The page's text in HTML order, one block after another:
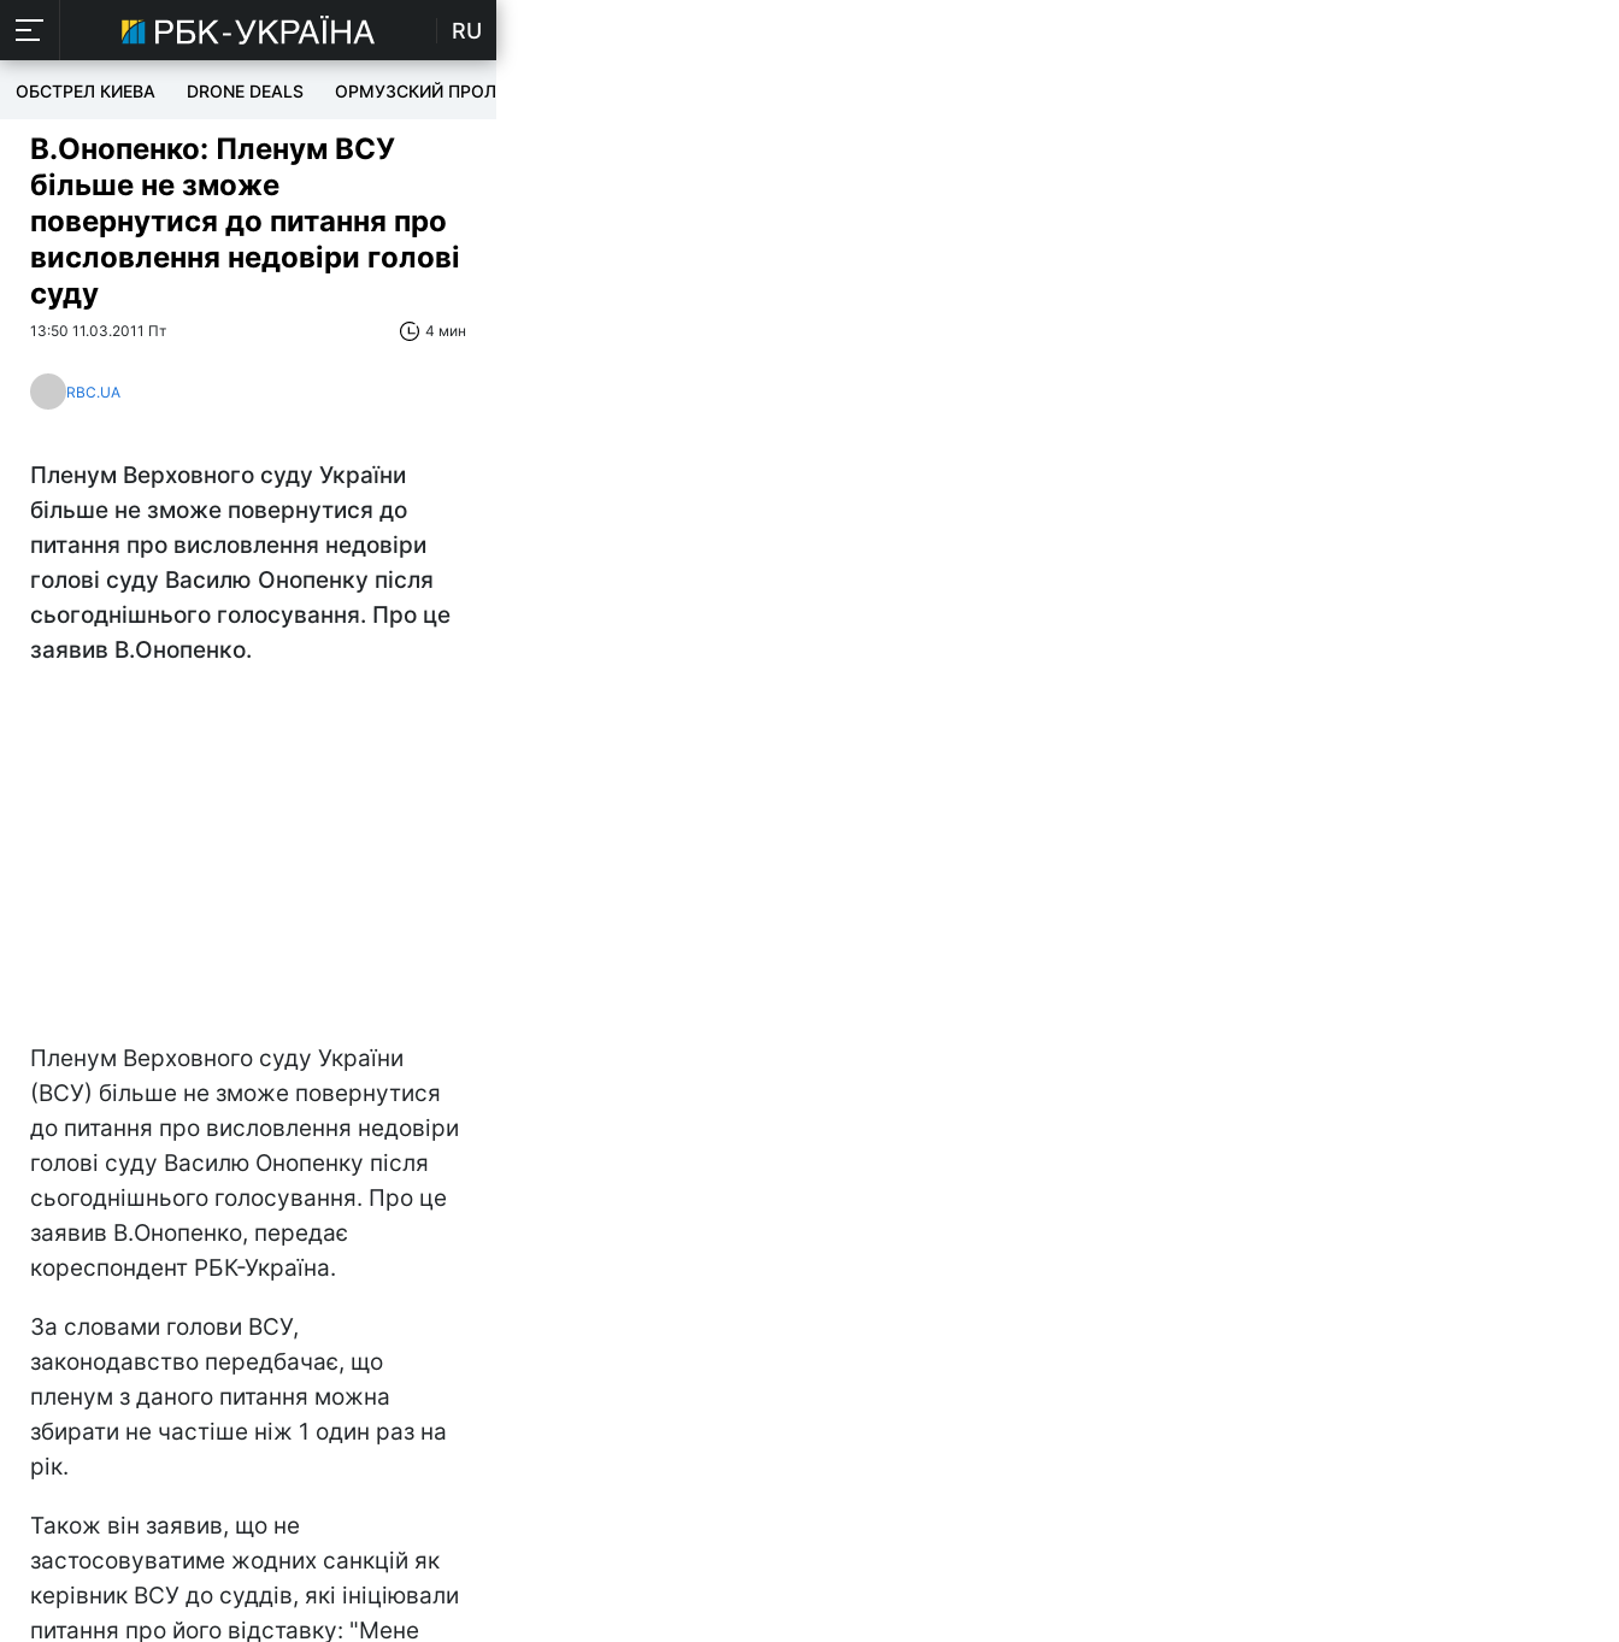
RU
ОБСТРЕЛ КИЕВА DRONE DEALS ОРМУЗСКИЙ ПРОЛИВ
В.Онопенко: Пленум ВСУ
більше не зможе
повернутися до питання про
висловлення недовіри голові
суду
13:50 11.03.2011 Пт 4 мин
RBC.UA
Пленум Верховного суду України
більше не зможе повернутися до
питання про висловлення недовіри
голові суду Василю Онопенку після
сьогоднішнього голосування. Про це
заявив В.Онопенко.
Пленум Верховного суду України
(ВСУ) більше не зможе повернутися
до питання про висловлення недовіри
голові суду Василю Онопенку після
сьогоднішнього голосування. Про це
заявив В.Онопенко, передає
кореспондент РБК-Україна.
За словами голови ВСУ,
законодавство передбачає, що
пленум з даного питання можна
збирати не частіше ніж 1 один раз на
рік.
Також він заявив, що не
застосовуватиме жодних санкцій як
керівник ВСУ до суддів, які ініціювали
питання про його відставку: "Мене